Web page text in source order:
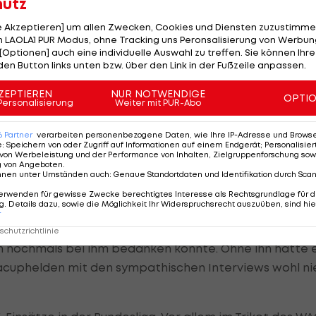
in der Kabine saßen und viele weinten, weil wir es
fußballerisches Ende sehr nah", verrät dieser
Durchbruch. "Adi Hütterrief mich an und holte mich
gerettet. Er kannte mich von seiner Zeit als
habe, und hat irgendwas in mir gesehen. Völlig
Hütters.
sehr glücklicher Moment, für den ich mich letzten
nochmals bei ihm bedanken konnte. Ohne ihn hätte
mit den sympathischen Interviews wohl
Akzeptieren] um allen Zwecken, Cookies und Diensten
PUR Modus, ohne Tracking uns Peronsalisierung von
auch eine individuelle Auswahl zu treffen. Sie können
Button links unten bzw. über den Link in der Fußzeile anpassen.
NUR NOTWENDIGE
Weiter mit PUR-Abo
Partner verarbeiten personenbezogene Daten, wie Ihre IP-Adresse und
: Speichern von oder Zugriff auf Informationen auf einem Endgerät;
Werbeleistung und der Performance von Inhalten, Zielgruppenforschung
von Angeboten.
unter Umständen auch: Genaue Standortdaten und Identifikation durch
für gewisse Zwecke berechtigtes Interesse als Rechtsgrundlage für
Details dazu, sowie die Möglichkeit Ihr Widerspruchsrecht auszuüben, sind